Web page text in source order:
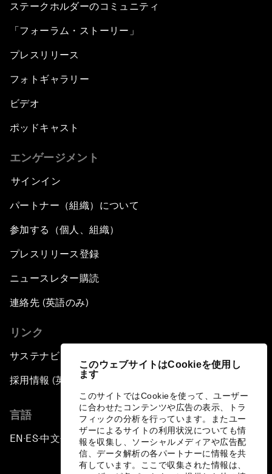
このウェブサイトはCookieを使用し
ます
このサイトではCookieを使って、ユーザー
に合わせたコンテンツや広告の表示、トラ
フィックの分析を行っています。またユー
ザーによるサイトの利用状況についても情
報を収集し、ソーシャルメディアや広告配
信、データ解析の各パートナーに情報を共
有しています。ここで収集された情報は、
ステークホルダーのコミュニティ
「フォーラム・ストーリー」
プレスリリース
フォトギャラリー
ビデオ
ポッドキャスト
エンゲージメント
サインイン
パートナー（組織）について
参加する（個人、組織）
プレスリリース登録
ニュースレター購読
連絡先 (英語のみ)
リンク
サステナビリティへの取り組み
採用情報 (英語のみ)
言語
EN ▪ES▪中文▪ 日本語